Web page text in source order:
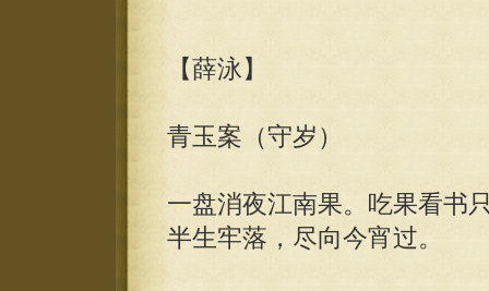
【薛泳】
青玉案（守岁）
一盘消夜江南果。吃果看书
半生牢落，尽向今宵过。